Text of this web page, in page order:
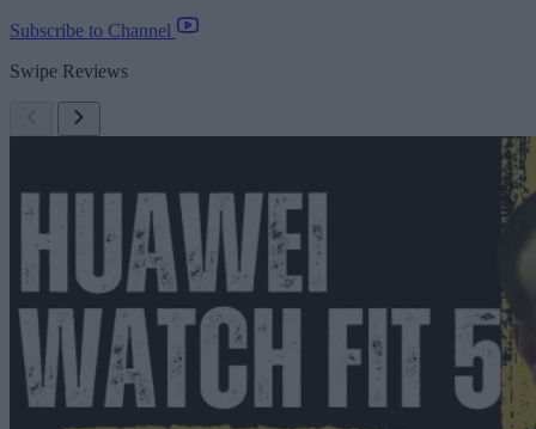
Subscribe to Channel
Swipe Reviews